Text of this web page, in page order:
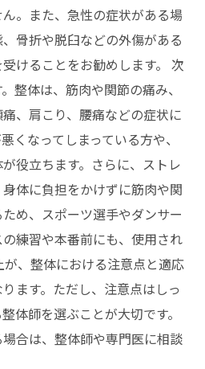
。また、急性の症状がある場
骨折や脱臼などの外傷がある
けることをお勧めします。 次
整体は、筋肉や関節の痛み、
、肩こり、腰痛などの症状に
くなってしまっている方や、
役立ちます。さらに、ストレ
体に負担をかけずに筋肉や関
め、スポーツ選手やダンサー
練習や本番前にも、使用され
が、整体における注意点と適応
ます。ただし、注意点はしっ
体師を選ぶことが大切です。
合は、整体師や専門医に相談